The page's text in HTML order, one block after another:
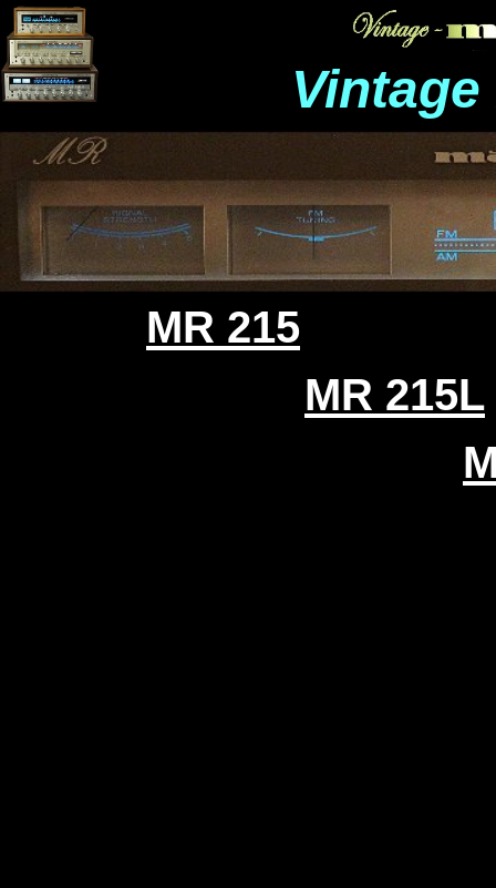
MR 215
MR 215L